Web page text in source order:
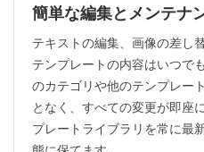
簡単な編集とメンテナ
テキストの編集、画像の差し
テンプレートの内容はいつで
のカテゴリや他のテンプレー
となく、すべての変更が即座
プレートライブラリを常に最